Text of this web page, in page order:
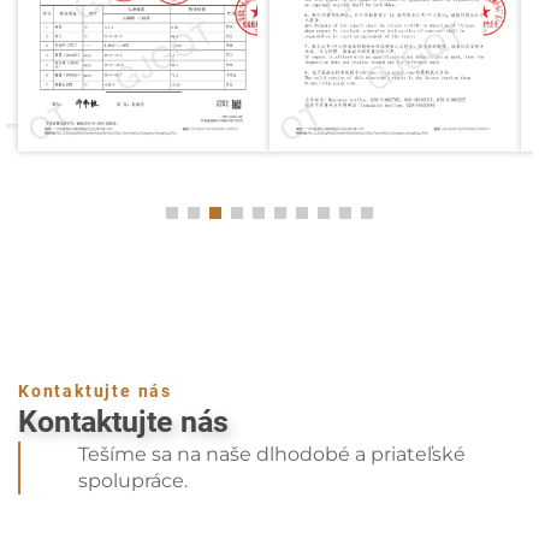
Výrobný proces a odbornosť
Krok 1: Nájsť najkvalitnejší včelí vosk
Kvalita sviečky z včelieho vosku je priamo ovplyvnená
Shijiazhuang Tabo Candles Sales Co., Ltd. starostlivo
kvality. Následne sa včelí vosk vyčistí a filtrovane
odstránia všetky nečistoty, čím zostane čistý, prírodný
vosk, ktorý tvorí základ našich sviečok.
Kontaktujte nás
Kontaktujte nás
Tešíme sa na naše dlhodobé a priateľské
spolupráce.